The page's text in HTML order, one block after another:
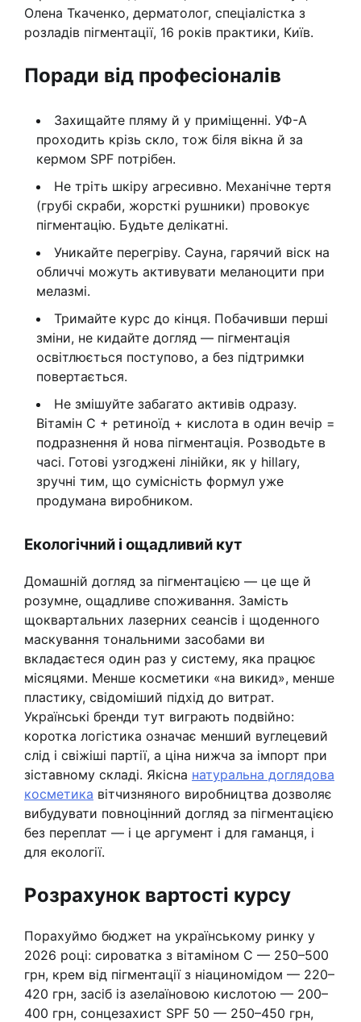
Олена Ткаченко, дерматолог, спеціалістка з
розладів пігментації, 16 років практики, Київ.
Поради від професіоналів
Захищайте пляму й у приміщенні. УФ-А
проходить крізь скло, тож біля вікна й за
кермом SPF потрібен.
Не тріть шкіру агресивно. Механічне тертя
(грубі скраби, жорсткі рушники) провокує
пігментацію. Будьте делікатні.
Уникайте перегріву. Сауна, гарячий віск на
обличчі можуть активувати меланоцити при
мелазмі.
Тримайте курс до кінця. Побачивши перші
зміни, не кидайте догляд — пігментація
освітлюється поступово, а без підтримки
повертається.
Не змішуйте забагато активів одразу.
Вітамін C + ретиноїд + кислота в один вечір =
подразнення й нова пігментація. Розводьте в
часі. Готові узгоджені лінійки, як у hillary,
зручні тим, що сумісність формул уже
продумана виробником.
Екологічний і ощадливий кут
Домашній догляд за пігментацією — це ще й
розумне, ощадливе споживання. Замість
щоквартальних лазерних сеансів і щоденного
маскування тональними засобами ви
вкладаєтеся один раз у систему, яка працює
місяцями. Менше косметики «на викид», менше
пластику, свідоміший підхід до витрат.
Українські бренди тут виграють подвійно:
коротка логістика означає менший вуглецевий
слід і свіжіші партії, а ціна нижча за імпорт при
зіставному складі. Якісна натуральна доглядова
косметика вітчизняного виробництва дозволяє
вибудувати повноцінний догляд за пігментацією
без переплат — і це аргумент і для гаманця, і
для екології.
Розрахунок вартості курсу
Порахуймо бюджет на українському ринку у
2026 році: сироватка з вітаміном C — 250–500
грн, крем від пігментації з ніациномідом — 220–
420 грн, засіб із азелаїновою кислотою — 200–
400 грн, сонцезахист SPF 50 — 250–450 грн,